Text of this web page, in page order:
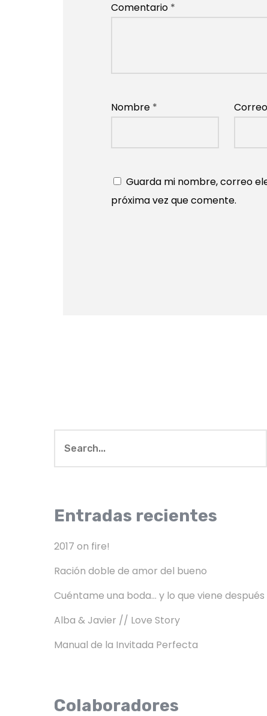
Comentario *
Nombre *
Guarda mi nombre, correo
próxima vez que comente.
Entradas recientes
2017 on fire!
Ración doble de amor del bueno
Cuéntame una boda… y lo que viene después
Alba & Javier // Love Story
Manual de la Invitada Perfecta
Colaboradores